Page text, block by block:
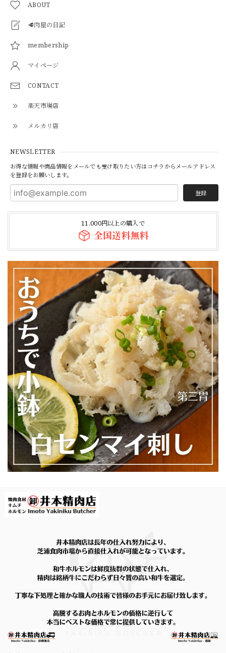
ABOUT
🥩肉屋の日記
membership
マイページ
CONTACT
楽天市場店
メルカリ店
NEWSLETTER
お得な情報や商品情報をメールでも受け取りたい方はコチラからメールアドレス
を登録をお願いします。
登録
11,000円以上の購入で
全国送料無料